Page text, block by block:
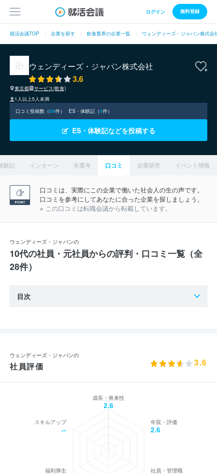
ログイン 無料登録
就活会議TOP 企業を探す 飲食業界の企業一覧 ウェンディーズ・ジャパン株式会
ウェンディーズ・ジャパン株式会社
3.6
東京都
サービス(飲食)
1人以上5人未満
口コミ投稿数（69件） ES・体験記（0件）
ES・体験記などを投稿する
験記 インターン 本選考 口コミ 企業研究 イベント情報
口コミは、実際にこの企業で働いた社会人の生の声です。
口コミを参考にしてあなたに合った企業を探しましょう。
※ この口コミは転職会議から転載しています。
ウェンディーズ・ジャパンの
10代の社員・元社員からの評判・口コミ一覧（全
28件）
目次
ウェンディーズ・ジャパンの
社員評価 3.6
成長・将来性
2.6
年収・評価
2.6
社員・管理職
福利厚生
スキルアップ
--